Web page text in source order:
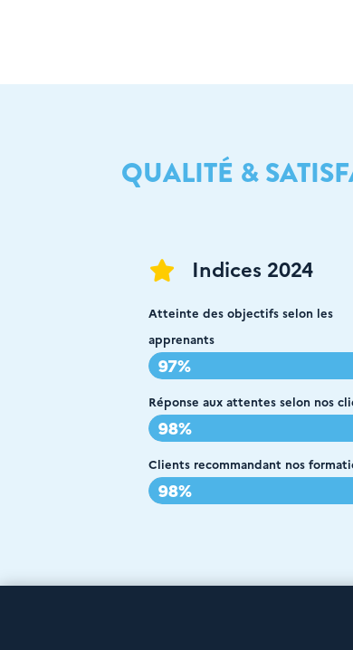
QUALITÉ &
 Indices 2024
Atteinte des objectifs selon les
apprenants
97%
97%
Réponse aux attentes selon nos
98%
98%
Clients recommandant nos
98%
98%